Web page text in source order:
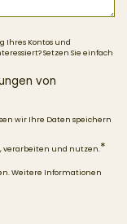
Ihres Kontos und
Setzen Sie einfach
von
wir Ihre Daten speichern
verarbeiten und nutzen.*
Weitere Informationen